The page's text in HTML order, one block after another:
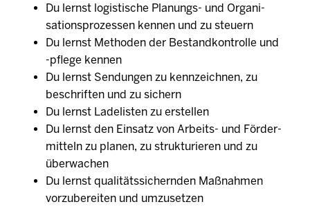
Du lernst logistische Planungs- und Organi­
sations­prozessen kennen und zu steuern
Du lernst Methoden der Bestand­kontrolle und
-­pflege kennen
Du lernst Sen­dungen zu kenn­zeichnen, zu
beschriften und zu sichern
Du lernst Lade­listen zu erstellen
Du lernst den Einsatz von Arbeits- und Förder­
mitteln zu planen, zu strukturieren und zu
überwachen
Du lernst qualitäts­sichernden Maß­nahmen
vorzubereiten und umzusetzen